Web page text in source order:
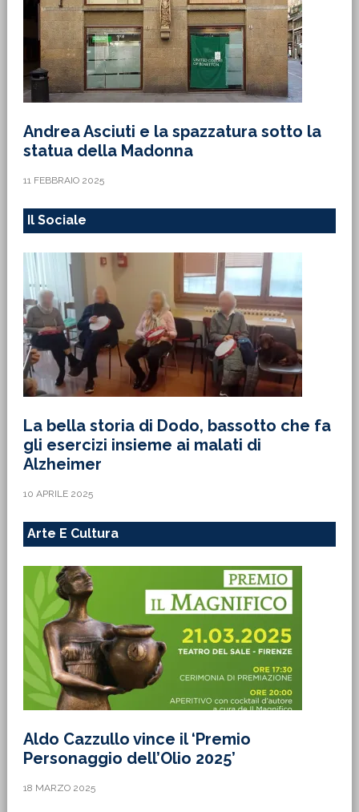
Andrea Asciuti e la spazzatura sotto la
statua della Madonna
11 FEBBRAIO 2025
Il Sociale
La bella storia di Dodo, bassotto che fa
gli esercizi insieme ai malati di
Alzheimer
10 APRILE 2025
Arte E Cultura
Aldo Cazzullo vince il ‘Premio
Personaggio dell’Olio 2025’
18 MARZO 2025